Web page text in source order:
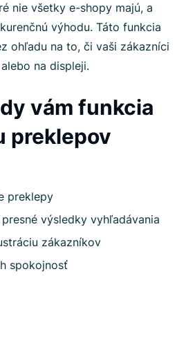
nie všetky e-shopy majú, a
výhodu. Táto funkcia
ohľadu na to, či vaši zákazníci
na displeji.
vám funkcia
preklepov
preklepy
výsledky vyhľadávania
zákazníkov
spokojnosť